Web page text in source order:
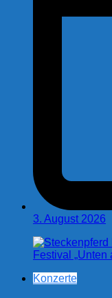
3. August 2026
Konzerte